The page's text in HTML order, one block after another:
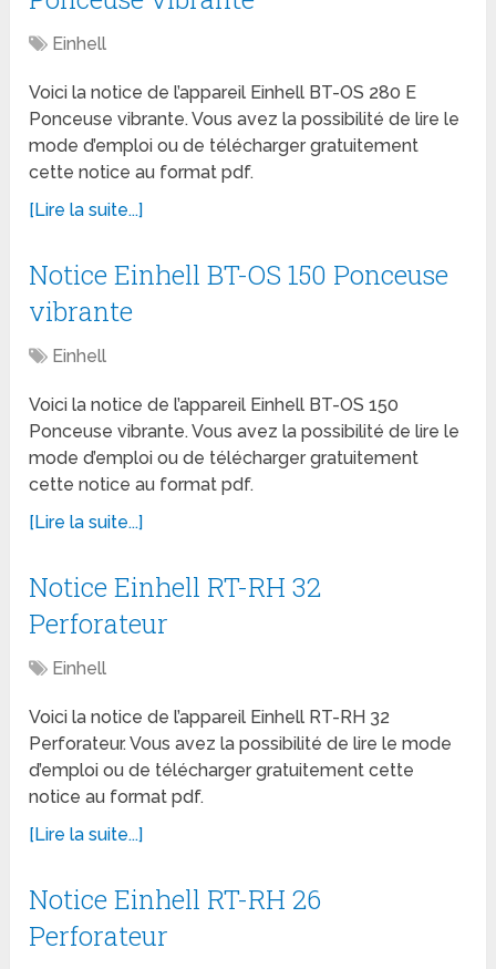
Einhell
Voici la notice de l’appareil Einhell BT-OS 280 E
Ponceuse vibrante. Vous avez la possibilité de lire le
mode d’emploi ou de télécharger gratuitement
cette notice au format pdf.
[Lire la suite...]
Notice Einhell BT-OS 150 Ponceuse
vibrante
Einhell
Voici la notice de l’appareil Einhell BT-OS 150
Ponceuse vibrante. Vous avez la possibilité de lire le
mode d’emploi ou de télécharger gratuitement
cette notice au format pdf.
[Lire la suite...]
Notice Einhell RT-RH 32
Perforateur
Einhell
Voici la notice de l’appareil Einhell RT-RH 32
Perforateur. Vous avez la possibilité de lire le mode
d’emploi ou de télécharger gratuitement cette
notice au format pdf.
[Lire la suite...]
Notice Einhell RT-RH 26
Perforateur